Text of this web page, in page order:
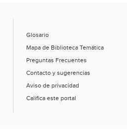
armadillo
Glosario
Mapa de Biblioteca Temática
Preguntas Frecuentes
Contacto y sugerencias
Aviso de privacidad
Califica este portal